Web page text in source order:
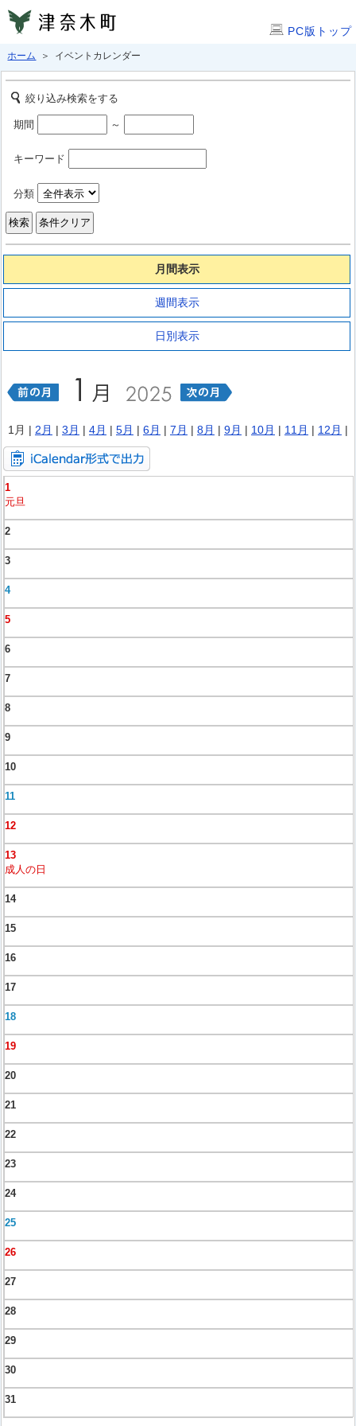
PC版トップ
ホーム ＞ イベントカレンダー
絞り込み検索をする
期間 ～
キーワード
分類
月間表示
週間表示
日別表示
1月 | 2月 | 3月 | 4月 | 5月 | 6月 | 7月 | 8月 | 9月 | 10月 | 11月 | 12月 |
1
元旦
2
3
4
5
6
7
8
9
10
11
12
13
成人の日
14
15
16
17
18
19
20
21
22
23
24
25
26
27
28
29
30
31